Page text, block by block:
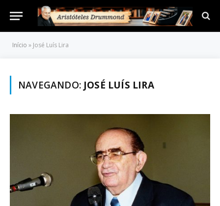
Início » José Luís Lira
NAVEGANDO: JOSÉ LUÍS LIRA